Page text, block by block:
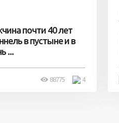
почти 40 лет
в пустыне и в
...
4
88775